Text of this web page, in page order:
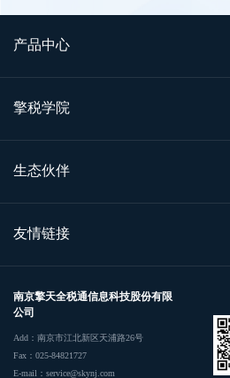
产品中心
擎税学院
生态伙伴
友情链接
南京擎天全税通信息科技股份有限
公司
Add：南京市江北新区天浦路26号
Fax：025-84821727
E-mail：service@skynj.com